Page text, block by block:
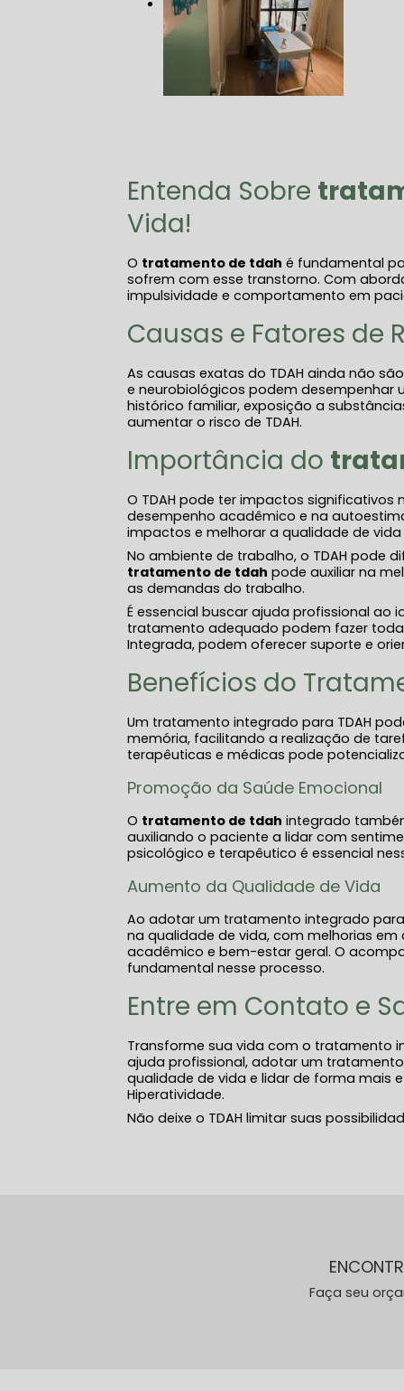
Entenda Sobre
Vida!
O tratamento de tdah é fundamental
sofrem com esse transtorno. Com
impulsividade e comportamento em
Causas e Fatores de
As causas exatas do TDAH ainda não
e neurobiológicos podem desempenhar
histórico familiar, exposição a
aumentar o risco de TDAH.
Importância do
O TDAH pode ter impactos significativos
desempenho acadêmico e na
impactos e melhorar a qualidade de
No ambiente de trabalho, o TDAH pode
tratamento de tdah pode auxiliar na
as demandas do trabalho.
É essencial buscar ajuda profissional ao
tratamento adequado podem fazer toda
Integrada, podem oferecer suporte e
Benefícios do
Um tratamento integrado para TDAH
memória, facilitando a realização de
terapêuticas e médicas pode
Promoção da Saúde Emocional
O tratamento de tdah integrado
auxiliando o paciente a lidar com
psicológico e terapêutico é essencial
Aumento da Qualidade de Vida
Ao adotar um tratamento integrado
na qualidade de vida, com melhorias
acadêmico e bem-estar geral. O
fundamental nesse processo.
Entre em Contato e
Transforme sua vida com o tratamento
ajuda profissional, adotar um
qualidade de vida e lidar de forma mais
Hiperatividade.
Não deixe o TDAH limitar suas
Faça seu